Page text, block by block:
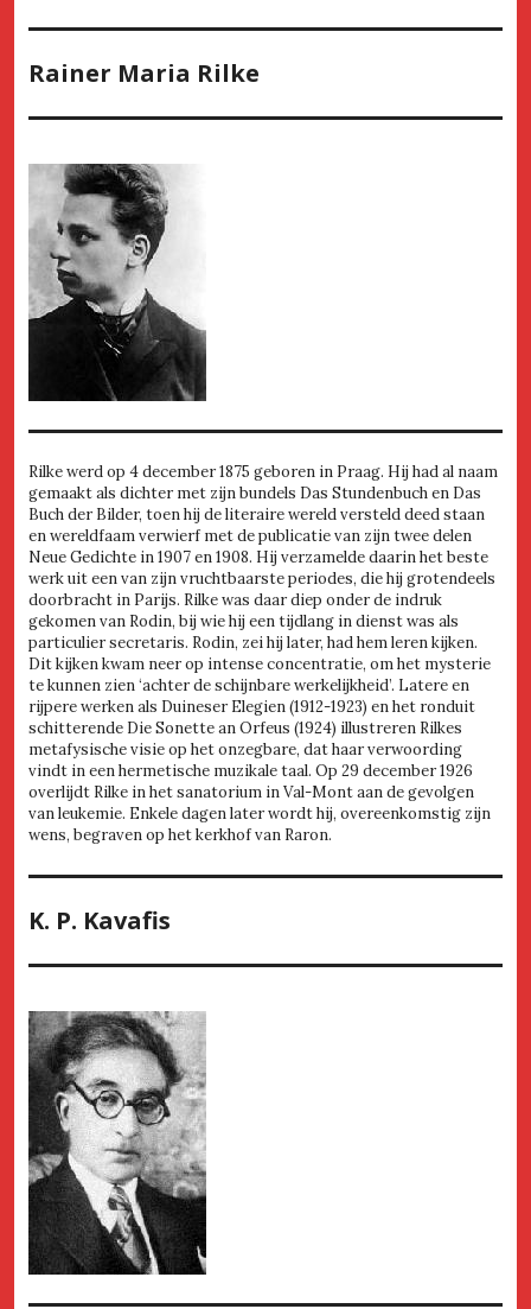
Rainer Maria Rilke
Rilke werd op 4 december 1875 geboren in Praag. Hij had al naam
gemaakt als dichter met zijn bundels Das Stundenbuch en Das
Buch der Bilder, toen hij de literaire wereld versteld deed staan
en wereldfaam verwierf met de publicatie van zijn twee delen
Neue Gedichte in 1907 en 1908. Hij verzamelde daarin het beste
werk uit een van zijn vruchtbaarste periodes, die hij grotendeels
doorbracht in Parijs. Rilke was daar diep onder de indruk
gekomen van Rodin, bij wie hij een tijdlang in dienst was als
particulier secretaris. Rodin, zei hij later, had hem leren kijken.
Dit kijken kwam neer op intense concentratie, om het mysterie
te kunnen zien ‘achter de schijnbare werkelijkheid’. Latere en
rijpere werken als Duineser Elegien (1912-1923) en het ronduit
schitterende Die Sonette an Orfeus (1924) illustreren Rilkes
metafysische visie op het onzegbare, dat haar verwoording
vindt in een hermetische muzikale taal. Op 29 december 1926
overlijdt Rilke in het sanatorium in Val-Mont aan de gevolgen
van leukemie. Enkele dagen later wordt hij, overeenkomstig zijn
wens, begraven op het kerkhof van Raron.
K. P. Kavafis